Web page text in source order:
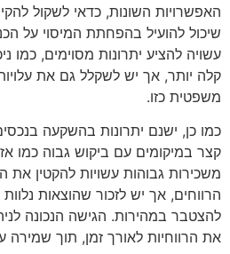
האפשרויות השונות, כדאי לשקול
שיכול להועיל בהפחתת המיסוי על
עשויה להציע יתרונות מסוימים, כמו
קלה יותר, אך יש לשקלל גם את
משפטית כזו.
כמו כן, ישנם יתרונות בהשקעה
קצר במיקומים עם ביקוש גבוה כמו
משכירות גבוהות עשויות להקטין
הרווחים, אך יש לזכור שהוצאות
להצטבר במהירות. הגישה הנכונה
את הרווחיות לאורך זמן, תוך שמירה